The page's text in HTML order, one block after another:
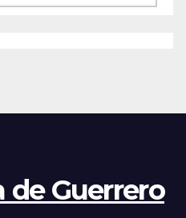
de Guerrero